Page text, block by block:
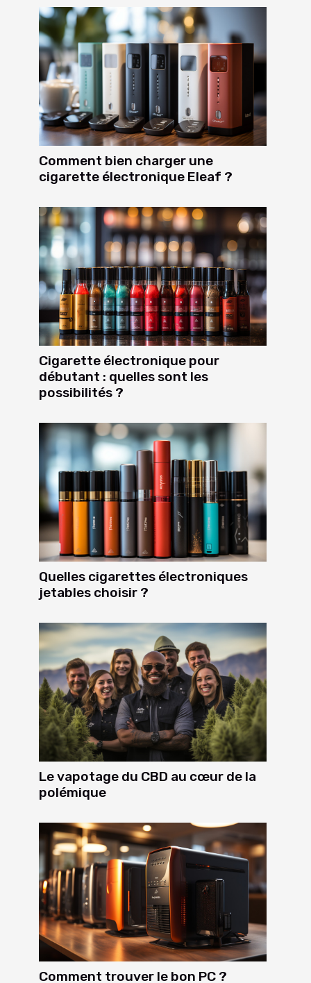
Comment bien charger une
cigarette électronique Eleaf ?
Cigarette électronique pour
débutant : quelles sont les
possibilités ?
Quelles cigarettes électroniques
jetables choisir ?
Le vapotage du CBD au cœur de la
polémique
Comment trouver le bon PC ?